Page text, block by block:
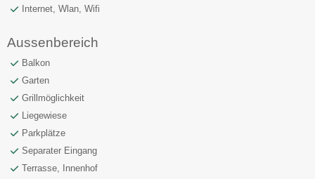
Internet, Wlan, Wifi
Aussenbereich
Balkon
Garten
Grillmöglichkeit
Liegewiese
Parkplätze
Separater Eingang
Terrasse, Innenhof